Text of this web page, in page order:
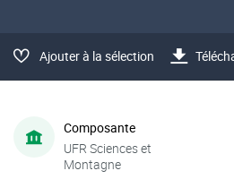
Ajouter à la sélection
Composante
UFR Sciences et
Montagne